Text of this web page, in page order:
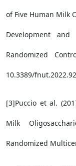
of Five Human Milk
Development
Randomized
10.3389/
[3]Puccio et al.
Milk
Randomized